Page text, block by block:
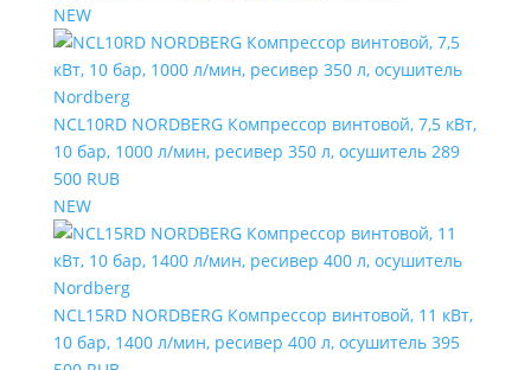
NEW
NCL10RD NORDBERG Компрессор винтовой, 7,5 кВт,
10 бар, 1000 л/мин, ресивер 350 л, осушитель 289
500 RUB
NEW
NCL15RD NORDBERG Компрессор винтовой, 11 кВт,
10 бар, 1400 л/мин, ресивер 400 л, осушитель 395